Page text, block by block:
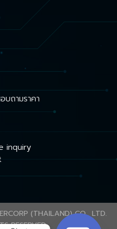
บถามราคา
inquiry
(THAILAND) CO., LTD.
RESERVED.